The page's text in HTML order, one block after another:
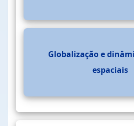
Globalização e
espaciais